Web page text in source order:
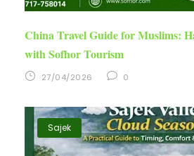
China Travel Guide for Muslims:
with Sofhor Tourism
27/04/2026 0
Sajek